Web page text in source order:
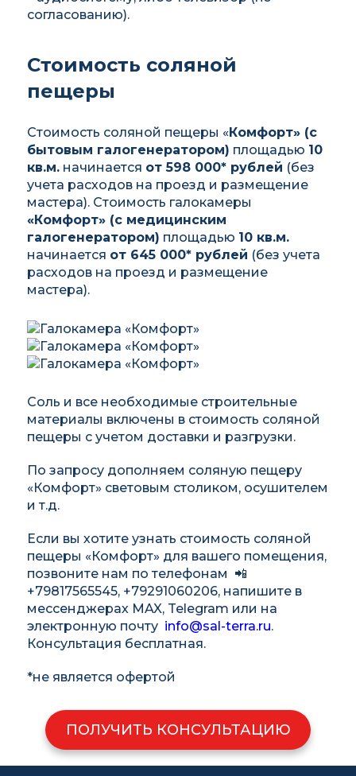
согласованию).
Стоимость соляной
пещеры
Стоимость соляной пещеры «Комфорт» (с
бытовым галогенератором) площадью 10
кв.м.начинается от 598 000* рублей (без
учета расходов на проезд и размещение
мастера). Стоимость галокамеры
«Комфорт» (с медицинским
галогенератором) площадью 10 кв.м.
начинается от 645 000* рублей (без учета
расходов на проезд и размещение
мастера).
Соль и все необходимые строительные
материалы включены в стоимость соляной
пещеры с учетом доставки и разгрузки.
По запросу дополняем соляную пещеру
«Комфорт» световым столиком, осушителем
и т.д.
Если вы хотите узнать стоимость соляной
пещеры «Комфорт» для вашего помещения,
позвоните нам по телефонам 📲
+79817565545, +79291060206, напишите в
мессенджерах MAX, Telegram или на
электронную почту info@sal-terra.ru.
Консультация бесплатная.
*не является офертой
ПОЛУЧИТЬ КОНСУЛЬТАЦИЮ